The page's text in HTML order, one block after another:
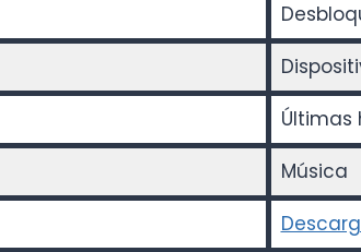
Últimas
Música